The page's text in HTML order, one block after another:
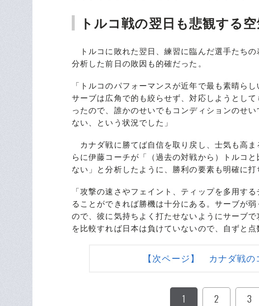
トルコ戦の翌日も悲観する
トルコに敗れた翌日、練習に臨んだ選手たち
分析した前日の敗因も的確だった。
「トルコのパフォーマンスが近年で最も素晴ら
サーブは広角で的も絞らせず、対応しようとし
ったので、誰かのせいでもコンディションのせ
ない、という状況でした」
カナダ戦に勝てば自信を取り戻し、士気も高
らに伊藤コーチが「（過去の対戦から）トルコ
ない」と分析したように、勝利の要素も明確に打
「攻撃の速さやフェイント、ティップを多用す
ることができれば勝機は十分にある。サーブが
ので、彼に気持ちよく打たせないようにサーブ
を比較すれば日本は負けていないので、自ずと
【次ページ】 カナダ戦の
1 2 3